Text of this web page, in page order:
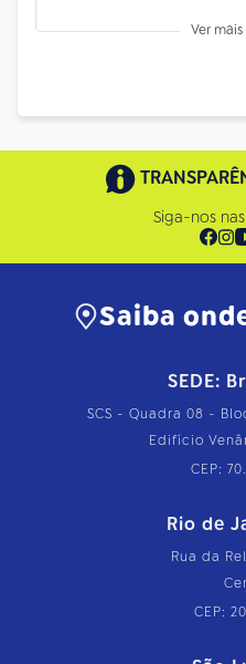
Ver
Siga-nos
Saiba
SEDE:
SCS - Quadra 08 -
Edifício
CEP:
Rio de
Rua da
CEP: